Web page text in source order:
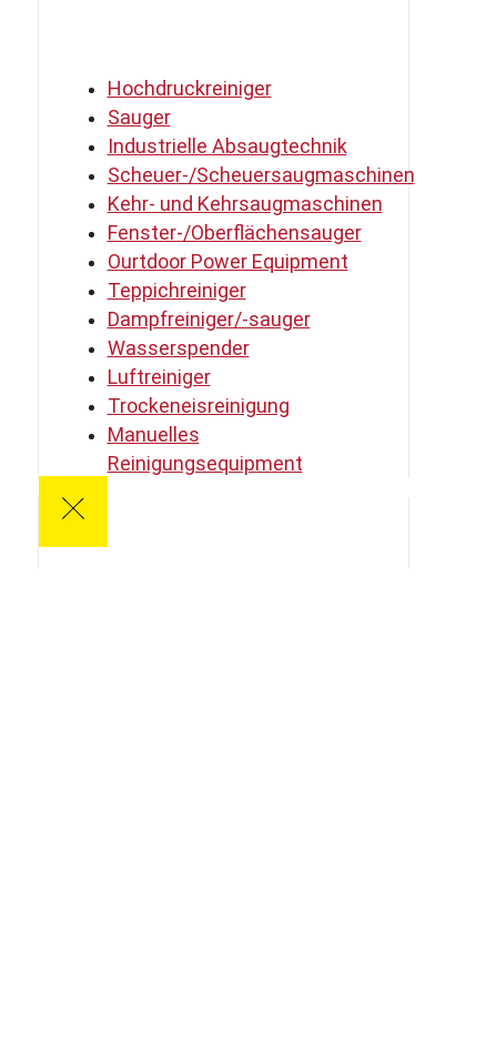
Hochdruckreiniger
Sauger
Industrielle Absaugtechnik
Scheuer-/Scheuersaugmaschinen
Kehr- und Kehrsaugmaschinen
Fenster-/Oberflächensauger
Ourtdoor Power Equipment
Teppichreiniger
Dampfreiniger/-sauger
Wasserspender
Luftreiniger
Trockeneisreinigung
Manuelles
Reinigungsequipment